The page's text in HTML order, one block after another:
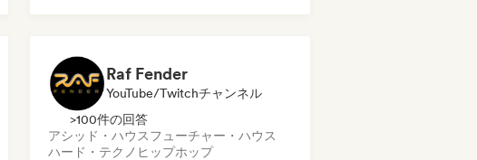
Raf Fender
YouTube/Twitchチャンネル
>100件の回答
アシッド・ハウスフューチャー・ハウス
ハード・テクノ ヒップホップ